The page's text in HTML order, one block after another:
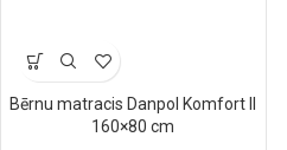
Bērnu matracis Danpol Komfort II
160×80 cm